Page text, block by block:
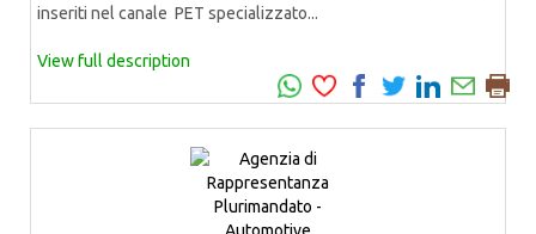
inseriti nel canale PET specializzato...
View full description